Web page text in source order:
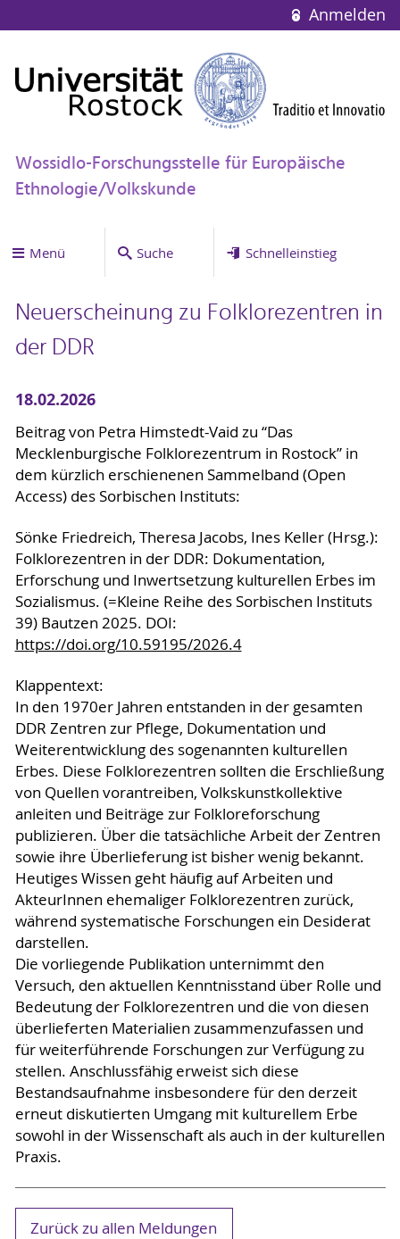
Anmelden
Wossidlo-Forschungsstelle für Europäische
Ethnologie/Volkskunde
Menü Suche Schnelleinstieg
Neuerscheinung zu Folklorezentren in
der DDR
18.02.2026
Beitrag von Petra Himstedt-Vaid zu “Das
Mecklenburgische Folklorezentrum in Rostock” in
dem kürzlich erschienenen Sammelband (Open
Access) des Sorbischen Instituts:
Sönke Friedreich, Theresa Jacobs, Ines Keller (Hrsg.):
Folklorezentren in der DDR: Dokumentation,
Erforschung und Inwertsetzung kulturellen Erbes im
Sozialismus. (=Kleine Reihe des Sorbischen Instituts
39) Bautzen 2025. DOI:
https://doi.org/10.59195/2026.4
Klappentext:
In den 1970er Jahren entstanden in der gesamten
DDR Zentren zur Pflege, Dokumentation und
Weiterentwicklung des sogenannten kulturellen
Erbes. Diese Folklorezentren sollten die Erschließung
von Quellen vorantreiben, Volkskunstkollektive
anleiten und Beiträge zur Folkloreforschung
publizieren. Über die tatsächliche Arbeit der Zentren
sowie ihre Überlieferung ist bisher wenig bekannt.
Heutiges Wissen geht häufig auf Arbeiten und
AkteurInnen ehemaliger Folklorezentren zurück,
während systematische Forschungen ein Desiderat
darstellen.
Die vorliegende Publikation unternimmt den
Versuch, den aktuellen Kenntnisstand über Rolle und
Bedeutung der Folklorezentren und die von diesen
überlieferten Materialien zusammenzufassen und
für weiterführende Forschungen zur Verfügung zu
stellen. Anschlussfähig erweist sich diese
Bestandsaufnahme insbesondere für den derzeit
erneut diskutierten Umgang mit kulturellem Erbe
sowohl in der Wissenschaft als auch in der kulturellen
Praxis.
Zurück zu allen Meldungen